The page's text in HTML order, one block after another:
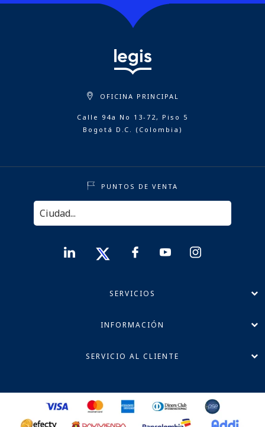
OFICINA PRINCIPAL
Calle 94a No 13-72, Piso 5
Bogotá D.C. (Colombia)
PUNTOS DE VENTA
SERVICIOS
INFORMACIÓN
SERVICIO AL CLIENTE